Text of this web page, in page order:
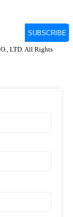
LTD. All Rights